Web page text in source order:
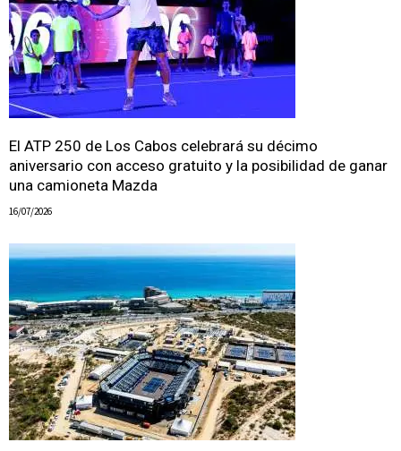
El ATP 250 de Los Cabos celebrará su décimo
aniversario con acceso gratuito y la posibilidad de ganar
una camioneta Mazda
16/07/2026